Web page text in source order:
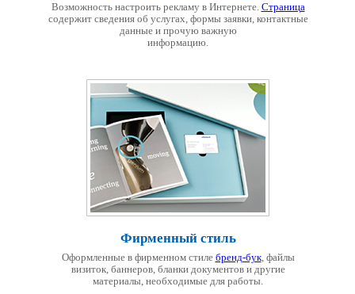
Возможность настроить рекламу в Интернете. Страница
содержит сведения об услугах, формы заявки, контактные
данные и прочую важную
информацию.
Фирменный стиль
Оформленные в фирменном стиле бренд-бук, файлы
визиток, баннеров, бланки документов и другие
материалы, необходимые для работы.